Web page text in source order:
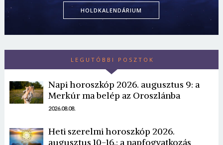
HOLDKALENDÁRIUM
LEGUTÓBBI POSZTOK
Napi horoszkóp 2026. augusztus 9: a
Merkúr ma belép az Oroszlánba
2026.08.08.
Heti szerelmi horoszkóp 2026.
augusztus 10-16.: a napfogyatkozás